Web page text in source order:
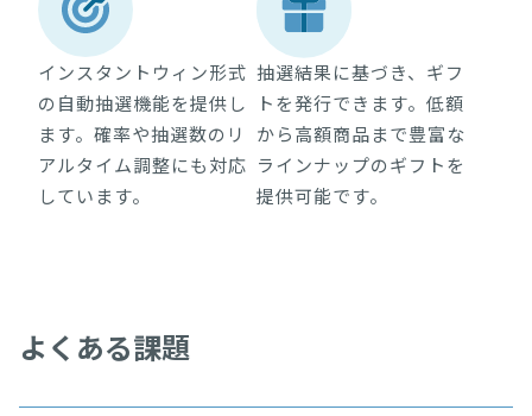
インスタントウィン形式
の自動抽選機能を提供し
ます。確率や抽選数のリ
アルタイム調整にも対応
しています。
抽選結果に基づき、ギフ
トを発行できます。低額
から高額商品まで豊富な
ラインナップのギフトを
提供可能です。
よくある課題